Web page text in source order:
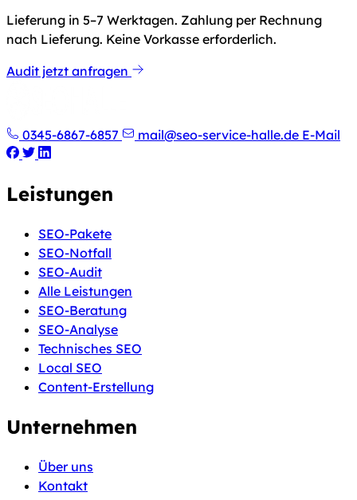
Lieferung in 5–7 Werktagen. Zahlung per Rechnung
nach Lieferung. Keine Vorkasse erforderlich.
Audit jetzt anfragen
0345-6867-6857 mail@seo-service-halle.de E-Mail
Leistungen
SEO-Pakete
SEO-Notfall
SEO-Audit
Alle Leistungen
SEO-Beratung
SEO-Analyse
Technisches SEO
Local SEO
Content-Erstellung
Unternehmen
Über uns
Kontakt